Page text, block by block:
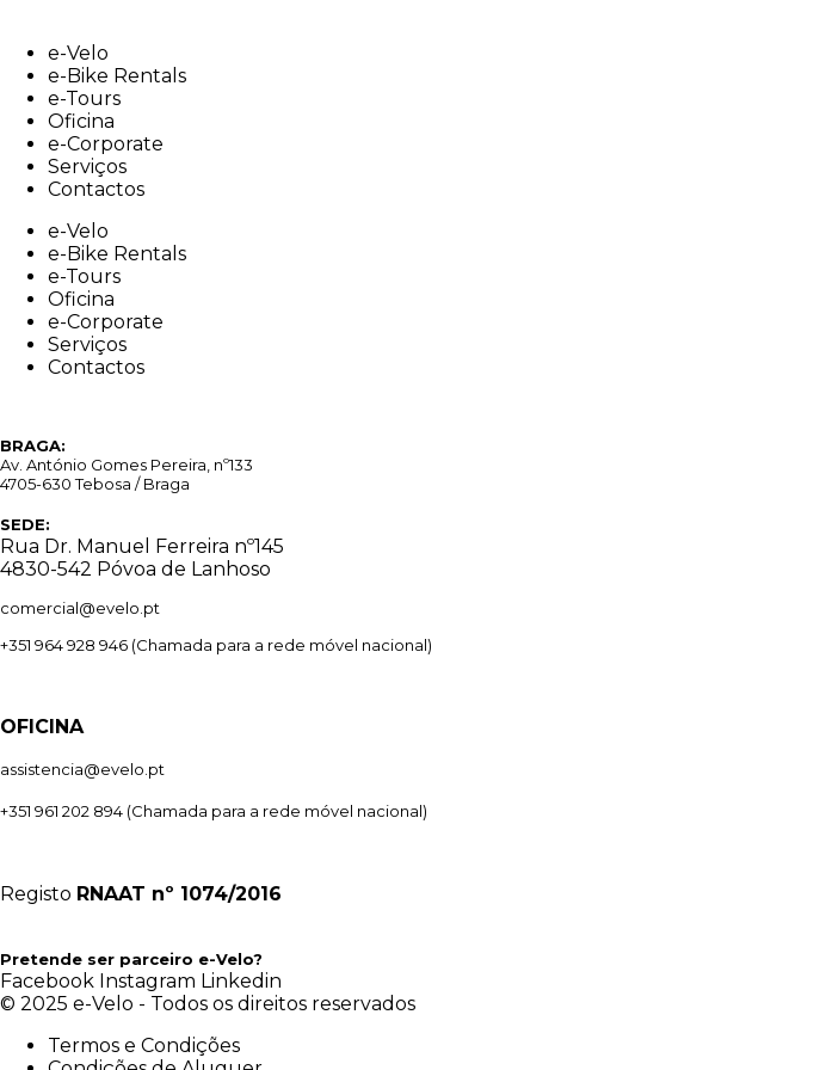
contente-Velo
e-Bike Rentals
e-Tours
Oficina
e-Corporate
Serviços
Contactos
e-Velo
e-Bike Rentals
e-Tours
Oficina
e-Corporate
Serviços
Contactos
BRAGA:
Av. António Gomes Pereira, nº133
4705-630 Tebosa / Braga
SEDE:
Rua Dr. Manuel Ferreira nº145
4830-542 Póvoa de Lanhoso
comercial@evelo.pt
+351 964 928 946 (Chamada para a rede móvel nacional)
OFICINA
assistencia@evelo.pt
+351 961 202 894 (Chamada para a rede móvel nacional)
Registo RNAAT nº 1074/2016
Pretende ser parceiro e-Velo?
Facebook Instagram Linkedin
© 2025 e-Velo - Todos os direitos reservados
Termos e Condições